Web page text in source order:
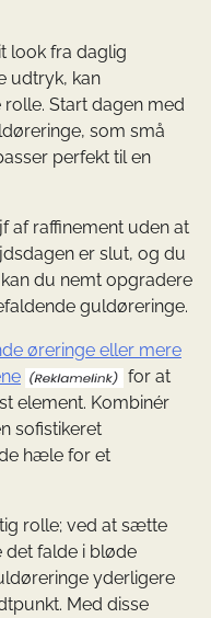
look fra daglig
udtryk, kan
Start dagen med
som små
perfekt til en
af raffinement uden at
er slut, og du
du nemt opgradere
guldøreringe.
øreringe eller mere
for at
element. Kombinér
sofistikeret
hæle for et
rolle; ved at sætte
det falde i bløde
yderligere
Med disse